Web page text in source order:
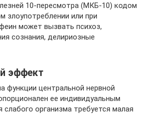
10-пересмотра (МКБ-10) кодом
злоупотреблении или при
может вызвать психоз,
сознания, делириозные
эффект
функции центральной нервной
ее индивидуальным
организма требуется малая